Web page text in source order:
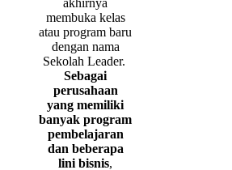
akhirnya
membuka kelas
atau program baru
dengan nama
Sekolah Leader.
Sebagai
perusahaan
yang memiliki
banyak program
pembelajaran
dan beberapa
lini bisnis,